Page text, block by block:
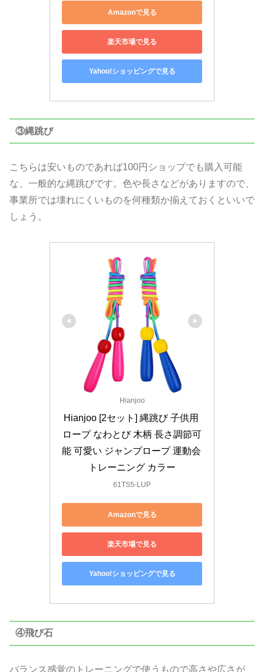
Amazonで見る
楽天市場で見る
Yahoo!ショッピングで見る
③縄跳び
こちらは安いものであれば100円ショップでも購入可能
な、一般的な縄跳びです。色や長さなどがありますので、
事業所では壊れにくいものを何種類か揃えておくといいで
しょう。
Hianjoo
Hianjoo [2セット] 縄跳び 子供用
ロープ なわとび 木柄 長さ調節可
能 可愛い ジャンプロープ 運動会
トレーニング カラー
61TS5-LUP
Amazonで見る
楽天市場で見る
Yahoo!ショッピングで見る
④飛び石
バランス感覚のトレーニングで使うもので高さや広さが